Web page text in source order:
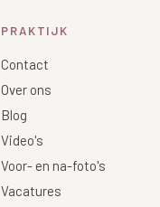
PRAKTIJK
Contact
Over ons
Blog
Video's
Voor- en na-foto's
Vacatures